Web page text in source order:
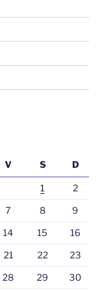
V S D
1 2
7 8 9
14 15 16
21 22 23
28 29 30